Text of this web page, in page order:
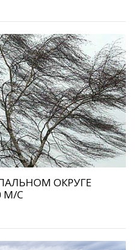
ОКРУГЕ
М/С